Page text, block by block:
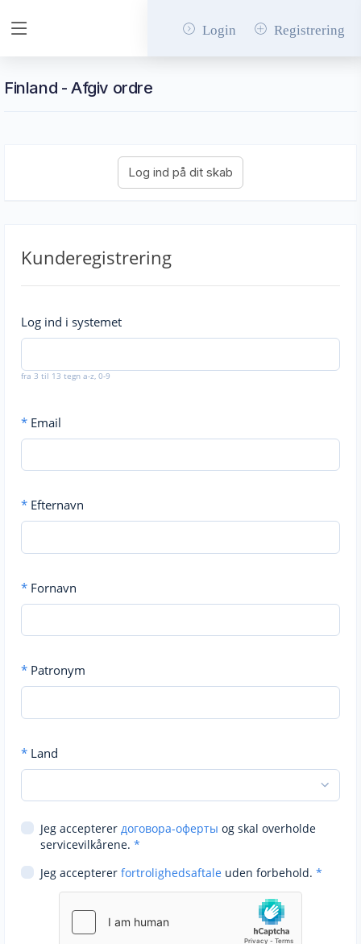
Login Registrering
Finland - Afgiv ordre
Kunderegistrering
Log ind i systemet
fra 3 til 13 tegn a-z, 0-9
* Email
* Efternavn
* Fornavn
* Patronym
* Land
Jeg accepterer договора-оферты og skal overholde
servicevilkårene. *
Jeg accepterer fortrolighedsaftale uden forbehold. *